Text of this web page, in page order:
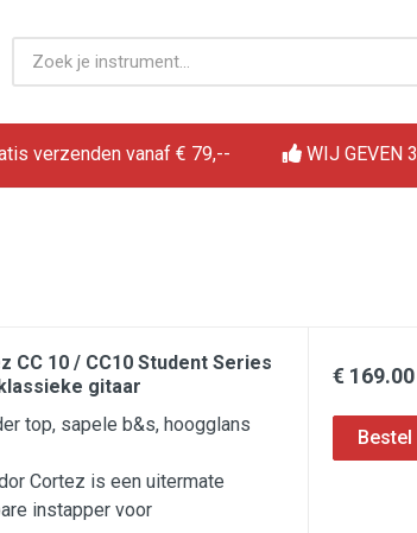
verzenden vanaf € 79,-- WIJ GEVEN
CC 10 / CC10 Student Series
gitaar
top, sapele b&s, hoogglans
Cortez is een uitermate
instapper voor
€ 169.00